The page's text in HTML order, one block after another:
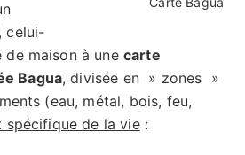
celui-
maison à une carte
Bagua, divisée en » zones »
(eau, métal, bois, feu,
spécifique de la vie: